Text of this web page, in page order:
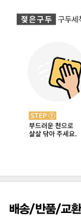
배송/반품/교